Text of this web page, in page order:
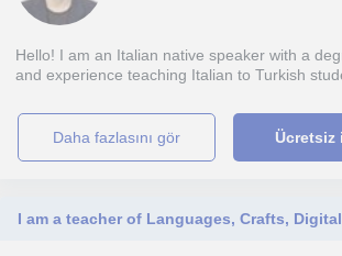
Hello! I am an Italian native speaker with a
and experience teaching Italian to Turkish
daha fazlasını gör Ücretsiz
I am a teacher of Languages, Crafts,